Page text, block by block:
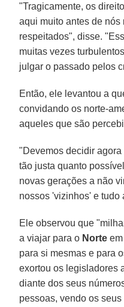
"Tragicamente, os
aqui muito antes de nós
respeitados", disse.
muitas vezes
julgar o passado pelos
Então, ele levantou a
convidando os norte-
aqueles que são
"Devemos decidir
tão justa quanto
novas gerações a não
nossos 'vizinhos' e tudo
Ele observou que
a viajar para o Norte
para si mesmas e para
exortou os legisladores
diante dos seus
pessoas, vendo os